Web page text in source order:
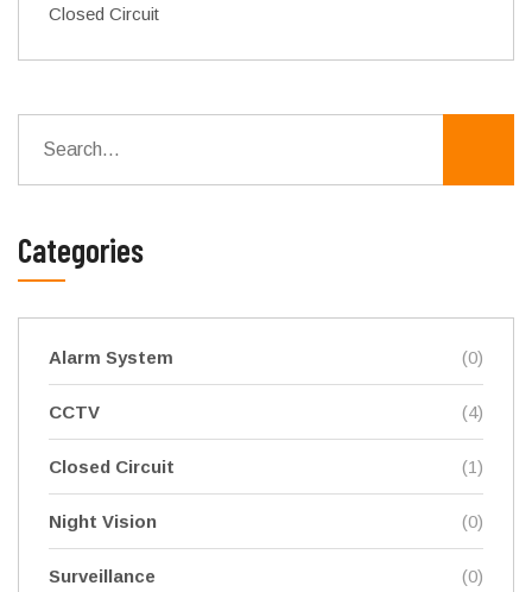
Closed Circuit
Categories
Alarm System (0)
CCTV (4)
Closed Circuit (1)
Night Vision (0)
Surveillance (0)